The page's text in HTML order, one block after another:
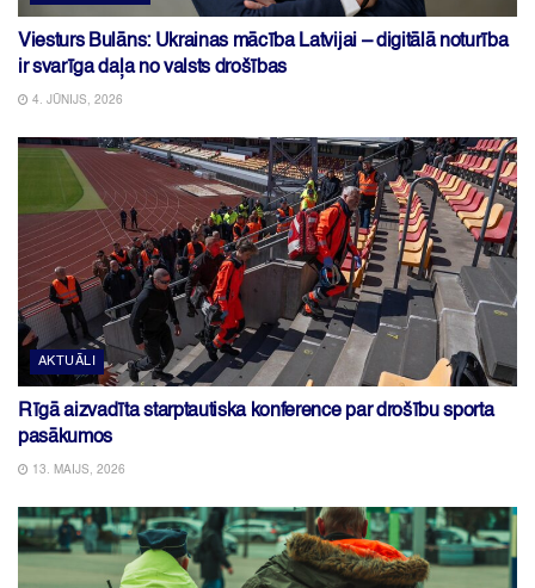
Viesturs Bulāns: Ukrainas mācība Latvijai – digitālā noturība
ir svarīga daļa no valsts drošības
4. JŪNIJS, 2026
AKTUĀLI
Rīgā aizvadīta starptautiska konference par drošību sporta
pasākumos
13. MAIJS, 2026